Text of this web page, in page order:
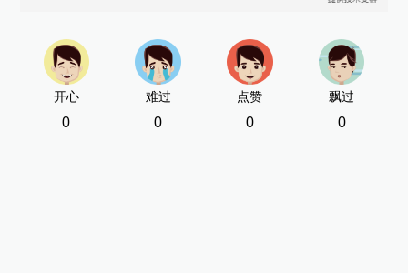
开心
0
难过
0
点赞
0
飘过
0